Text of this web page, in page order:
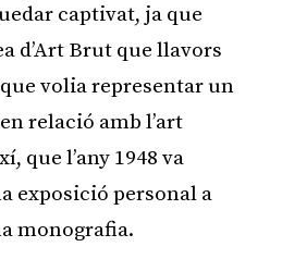
captivat, ja que
d’Art Brut que llavors
volia representar un
relació amb l’art
que l’any 1948 va
exposició personal a
monografia.